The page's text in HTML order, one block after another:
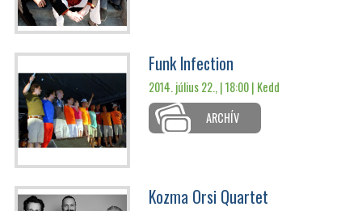
Funk Infection
2014. július 22., | 18:00 | Kedd
ARCHÍV
Kozma Orsi Quartet